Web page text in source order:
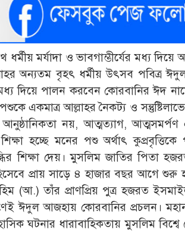
মর্যাদা ও ভাবগাম্ভীর্যের মধ্য
অন্যতম বৃহৎ ধর্মীয় উৎসব পবিত্র
দিয়ে পালন করবেন কোরবানির ঈদ
একমাত্র আল্লাহর নৈকট্য ও
নয়, আত্মত্যাগ, আত্মসমর্পণ
হচ্ছে মনের পশু অর্থাৎ কুপ্রবৃত্তিকে
শিক্ষা দেয়। মুসলিম জাতির পিতা
প্রায় সাড়ে ৪ হাজার বছর আগে শুরু
(আ.) তাঁর প্রাণপ্রিয় পুত্র হজরত
ঈদুল আজহায় কোরবানির প্রচলন।
ঘটনার ধারাবাহিকতায় মুসলিম